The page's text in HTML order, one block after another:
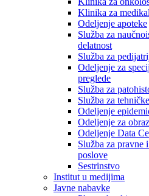
Klinika za
Odeljenje apoteke
Služba za
delatnost
Služba za
Odeljenje za
preglede
Služba za
Služba za
Odeljenje
Odeljenje za
Odeljenje Data
Služba za pravne
poslove
Sestrinstvo
Institut u medijima
Javne nabavke